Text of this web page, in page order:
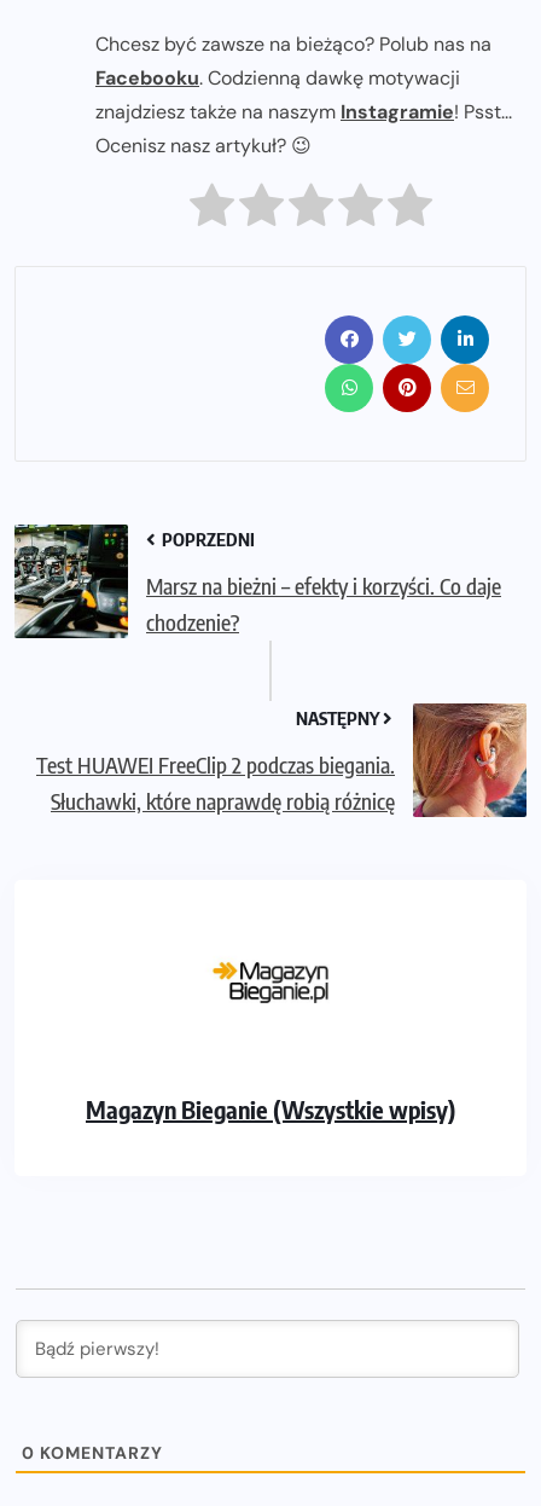
Chcesz być zawsze na bieżąco? Polub nas na
Facebooku. Codzienną dawkę motywacji
znajdziesz także na naszym Instagramie! Psst...
Ocenisz nasz artykuł? 😉
POPRZEDNI
Marsz na bieżni – efekty i korzyści. Co daje
chodzenie?
NASTĘPNY
Test HUAWEI FreeClip 2 podczas biegania.
Słuchawki, które naprawdę robią różnicę
Magazyn Bieganie (Wszystkie wpisy)
0 KOMENTARZY